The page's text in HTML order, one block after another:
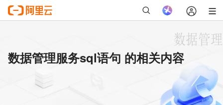
数据管理服务sql语句 的相关内容